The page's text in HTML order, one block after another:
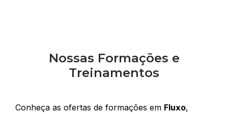
Nossas Formações e
Treinamentos
Conheça as ofertas de formações em Fluxo,